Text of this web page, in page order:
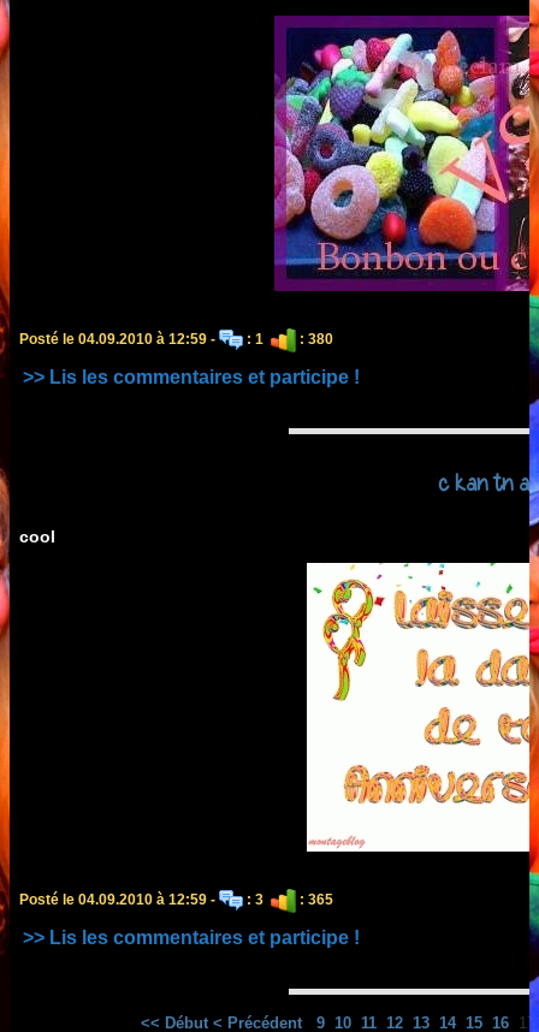
Posté le 04.09.2010 à 12:59 - : 1 : 380
>> Lis les commentaires et participe !
c kan tn
cool
Posté le 04.09.2010 à 12:59 - : 3 : 365
>> Lis les commentaires et participe !
<< Début < Précédent 9 10 11 12 13 14 15 16